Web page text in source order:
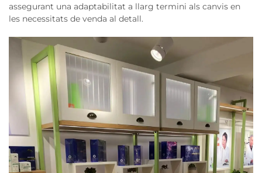
assegurant una adaptabilitat a llarg termini als canvis en
les necessitats de venda al detall.